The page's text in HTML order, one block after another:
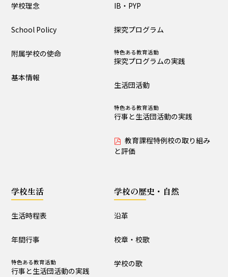
探究プログラムの実践
生活団活動
行事と生活団活動の実践
特色ある教育活動
行事と生活団活動の実践
給食
R8学校通信 巻頭言
学校理念
School Policy
附属学校の使命
基本情報
IB・PYP
探究プログラム
特色ある教育活動
探究プログラムの実践
生活団活動
特色ある教育活動
行事と生活団活動の実践
教育課程特例校の取り組み
と評価
学校生活
生活時程表
年間行事
特色ある教育活動
行事と生活団活動の実践
学校の歴史・自然
沿革
校章・校歌
学校の歌